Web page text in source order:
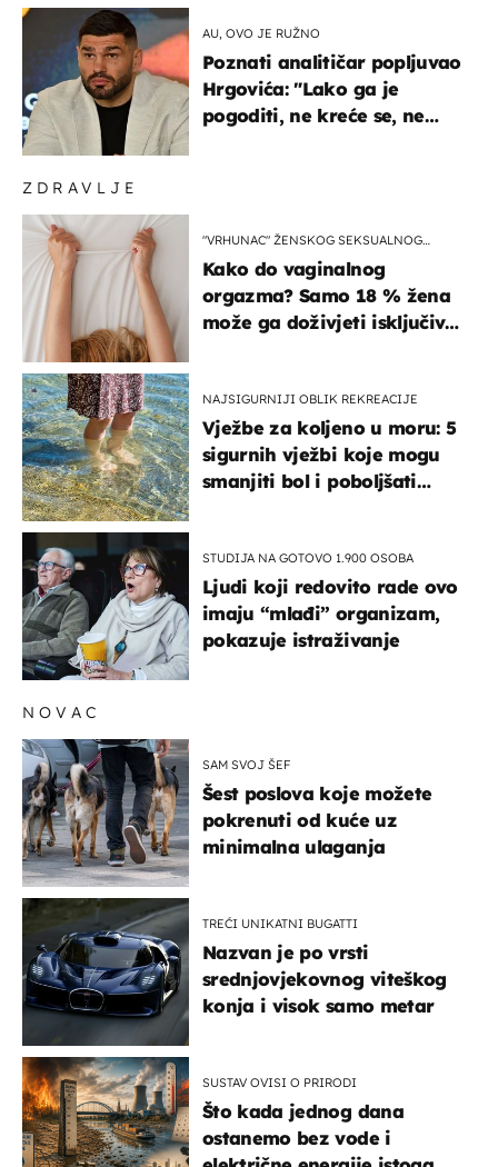
ZDRAVLJE
"VRHUNAC" ŽENSKOG SEKSUALNOG
Kako do vaginalnog
orgazma? Samo 18 % žena
može ga doživjeti isključivo
NAJSIGURNIJI OBLIK REKREACIJE
Vježbe za koljeno u moru: 5
sigurnih vježbi koje mogu
smanjiti bol i poboljšati
STUDIJA NA GOTOVO 1.900 OSOBA
Ljudi koji redovito rade ovo
imaju “mlađi” organizam,
pokazuje istraživanje
AU, OVO JE RUŽNO
Poznati analitičar popljuvao
Hrgovića: "Lako ga je
pogoditi, ne kreće se, ne
NOVAC
SAM SVOJ ŠEF
Šest poslova koje možete
pokrenuti od kuće uz
minimalna ulaganja
TREĆI UNIKATNI BUGATTI
Nazvan je po vrsti
srednjovjekovnog viteškog
konja i visok samo metar
SUSTAV OVISI O PRIRODI
Što kada jednog dana
ostanemo bez vode i